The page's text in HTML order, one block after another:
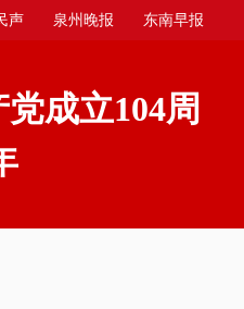
声 泉州晚报 东南早报
成立104周